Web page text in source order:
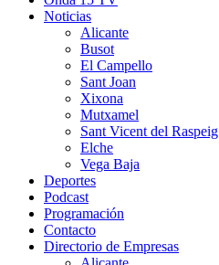
Noticias
Alicante
Busot
El Campello
Sant Joan
Xixona
Mutxamel
Sant Vicent del Raspeig
Elche
Vega Baja
Deportes
Podcast
Programación
Contacto
Directorio de Empresas